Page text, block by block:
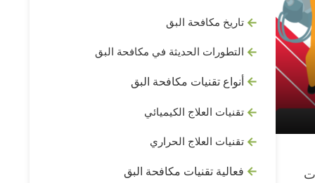
تاريخ مكافحة البق
التطورات الحديثة في مكافحة البق
أنواع تقنيات مكافحة البق
تقنيات العلاج الكيميائي
تقنيات العلاج الحراري
فعالية تقنيات مكافحة البق